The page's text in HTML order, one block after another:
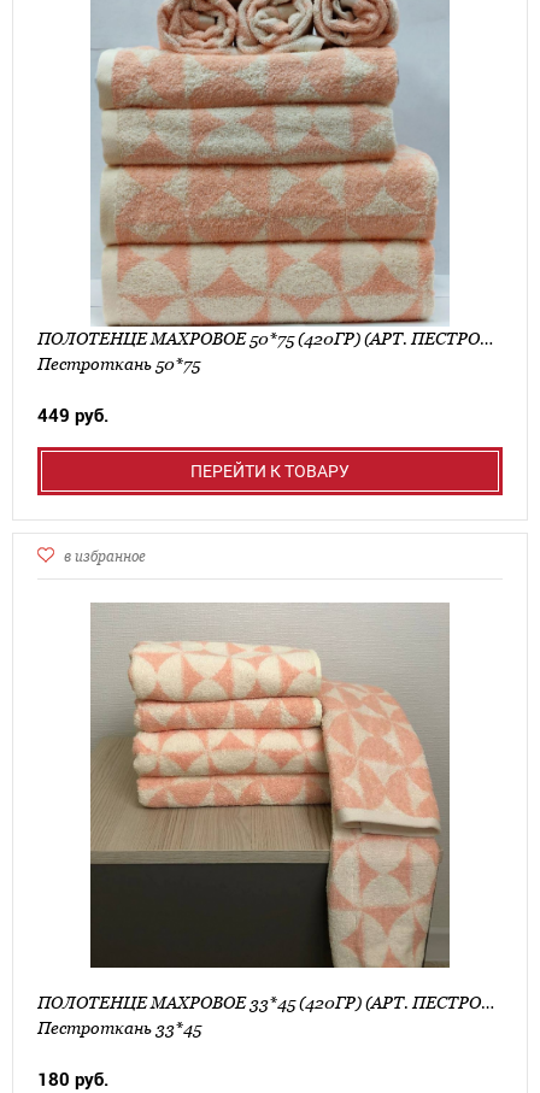
ПОЛОТЕНЦЕ МАХРОВОЕ 50*75 (420ГР) (АРТ. ПЕСТРОТКАНЬ 50*75)
Пестроткань 50*75
449 руб.
ПЕРЕЙТИ К ТОВАРУ
в избранное
ПОЛОТЕНЦЕ МАХРОВОЕ 33*45 (420ГР) (АРТ. ПЕСТРОТКАНЬ 33*45)
Пестроткань 33*45
180 руб.